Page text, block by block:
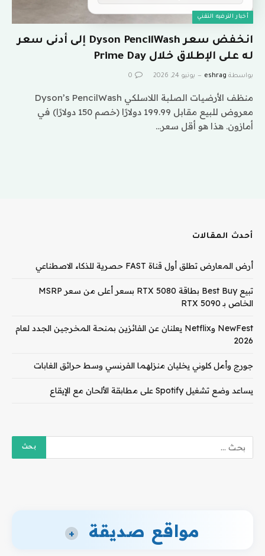
أخبار الترفيه التقني
انخفض سعر Dyson PencilWash إلى أدنى سعر
له على الإطلاق خلال Prime Day
بواسطة eshrag يونيو 24, 2026 0
منظف ​​الأرضيات الصلبة اللاسلكي Dyson’s PencilWash
معروض للبيع مقابل 199.99 دولارًا (خصم 150 دولارًا) في
أمازون. هذا هو أقل سعر…
أحدث المقالات
أرض المعارض تطلق أول قناة FAST حصرية للذكاء الاصطناعي
تبيع Best Buy بطاقة RTX 5080 بسعر أعلى من سعر MSRP
الخاص بـ RTX 5090
NewFest وNetflix يعلنان عن الفائزين بمنحة المخرجين الجدد لعام
2026
جورج وأمل كلوني يخليان منزلهما الفرنسي وسط حرائق الغابات
يساعد وضع تشغيل Spotify على مطابقة الألحان مع الإيقاع
مواقع صديقة +